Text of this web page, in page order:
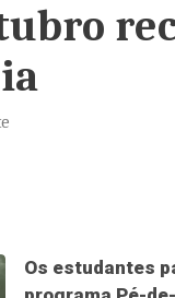
Os estudantes